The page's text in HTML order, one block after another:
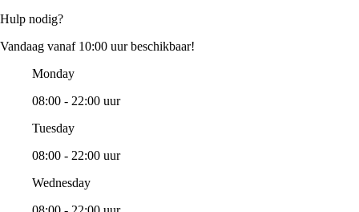
Hulp nodig?
Vandaag vanaf 10:00 uur beschikbaar!
Monday
08:00 - 22:00 uur
Tuesday
08:00 - 22:00 uur
Wednesday